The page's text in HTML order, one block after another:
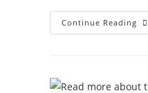
Continue Reading (
က
ညီ